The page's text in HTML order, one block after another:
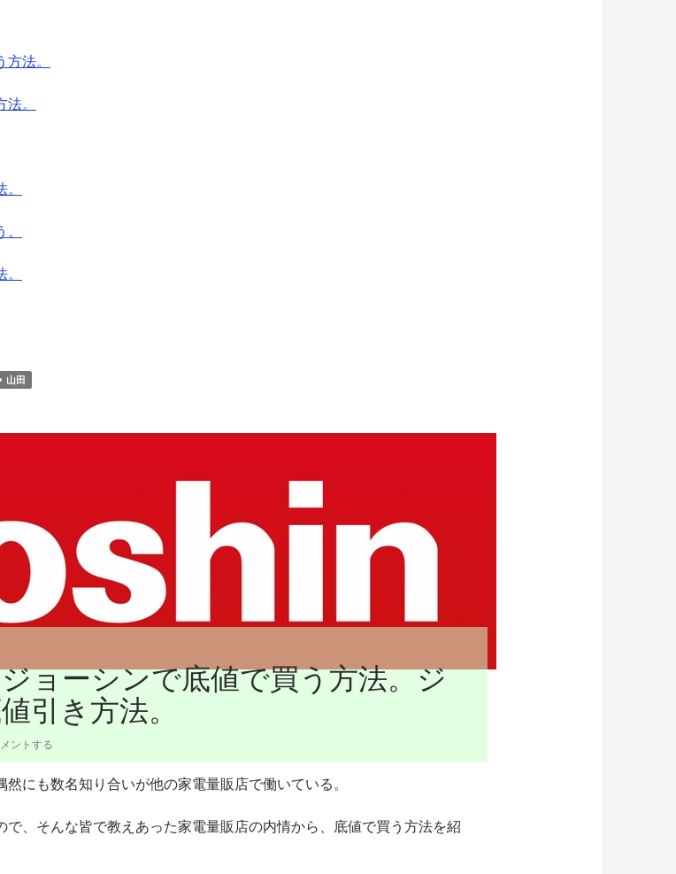
法。
。
山田
ョーシンで底値で買う方法。ジ
引き方法。
ントする
にも数名知り合いが他の家電量販店で働いている。
で、そんな皆で教えあった家電量販店の内情から、底値で買う方法を紹